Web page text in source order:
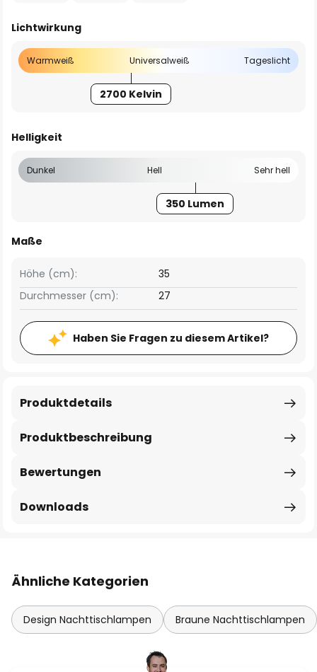
Lichtwirkung
Warmweiß Universalweiß Tageslicht
2700 Kelvin
Helligkeit
Dunkel Hell Sehr hell
350 Lumen
Maße
Höhe (cm):
35
Durchmesser (cm):
27
Haben Sie Fragen zu diesem Artikel?
Produktbeschreibung
Produktdetails
Bewertungen
Downloads
Ähnliche Kategorien
Design Nachttischlampen Braune Nachttischlampen